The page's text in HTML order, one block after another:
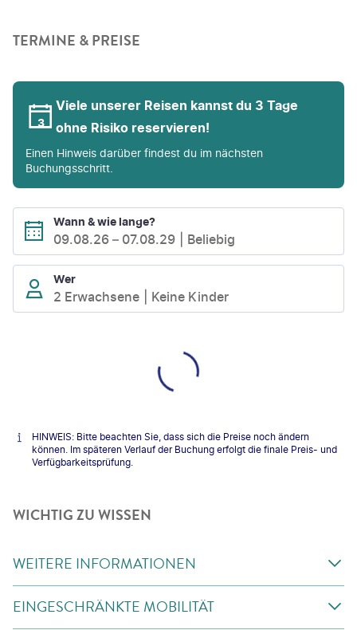
TERMINE & PREISE
Viele unserer Reisen kannst du 3 Tage
ohne Risiko reservieren!
Einen Hinweis darüber findest du im nächsten
Buchungsschritt.
Wann & wie lange?
09.08.26 – 07.08.29 Beliebig
Wer
2 Erwachsene Keine Kinder
HINWEIS: Bitte beachten Sie, dass sich die Preise noch ändern
können. Im späteren Verlauf der Buchung erfolgt die finale Preis- und
Verfügbarkeitsprüfung.
WICHTIG ZU WISSEN
WEITERE INFORMATIONEN
EINGESCHRÄNKTE MOBILITÄT